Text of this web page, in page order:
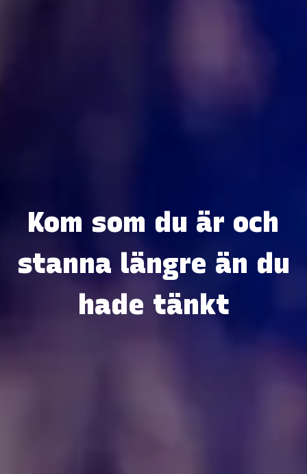
Kom som du är och
stanna längre än du
hade tänkt